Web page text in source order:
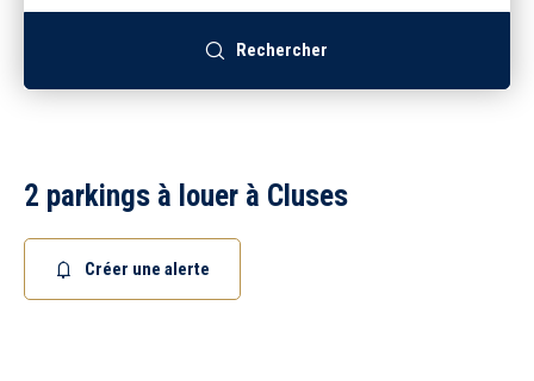
Rechercher
2 parkings à louer à Cluses
Créer une alerte